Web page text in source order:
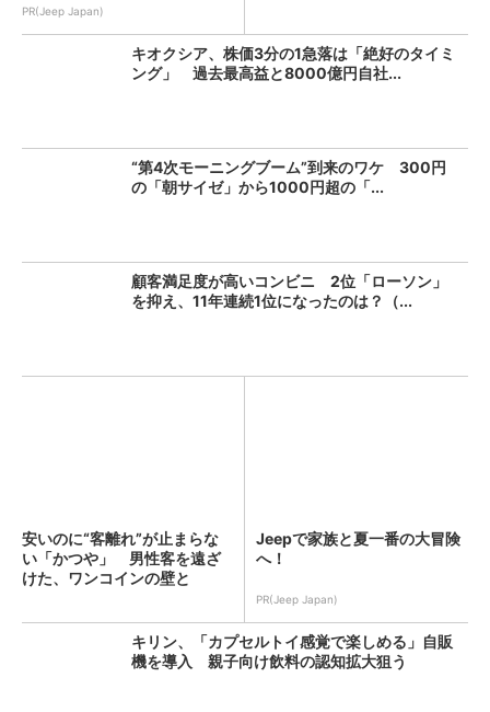
PR(Jeep Japan)
キオクシア、株価3分の1急落は「絶好のタイミ
ング」 過去最高益と8000億円自社...
“第4次モーニングブーム”到来のワケ 300円
の「朝サイゼ」から1000円超の「...
顧客満足度が高いコンビニ 2位「ローソン」
を抑え、11年連続1位になったのは？（...
安いのに“客離れ”が止まらな
い「かつや」 男性客を遠ざ
けた、ワンコインの壁と
Jeepで家族と夏一番の大冒険
へ！
PR(Jeep Japan)
キリン、「カプセルトイ感覚で楽しめる」自販
機を導入 親子向け飲料の認知拡大狙う